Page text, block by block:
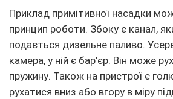
Приклад примітивної насадки
принцип роботи. Збоку є канал,
подається дизельне паливо.
камера, у ній є бар'єр. Він може
пружину. Також на пристрої є
рухатися вниз або вгору в міру